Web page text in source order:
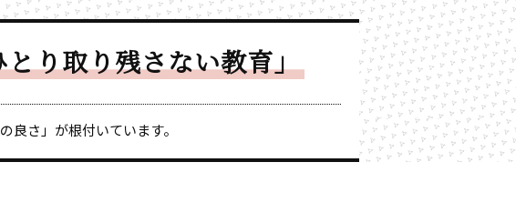
り取り残さない教育」
良さ」が根付いています。